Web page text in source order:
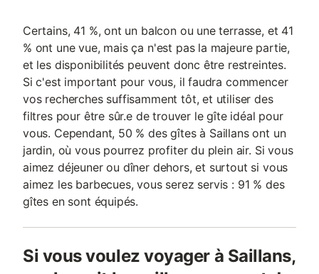
Certains, 41 %, ont un balcon ou une terrasse, et 41
% ont une vue, mais ça n'est pas la majeure partie,
et les disponibilités peuvent donc être restreintes.
Si c'est important pour vous, il faudra commencer
vos recherches suffisamment tôt, et utiliser des
filtres pour être sûr.e de trouver le gîte idéal pour
vous. Cependant, 50 % des gîtes à Saillans ont un
jardin, où vous pourrez profiter du plein air. Si vous
aimez déjeuner ou dîner dehors, et surtout si vous
aimez les barbecues, vous serez servis : 91 % des
gîtes en sont équipés.
Si vous voulez voyager à Saillans,